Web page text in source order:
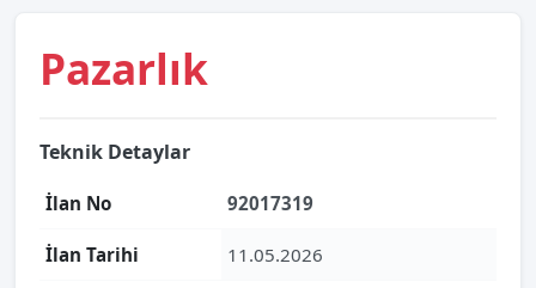
Pazarlık
Teknik Detaylar
İlan No 92017319
İlan Tarihi 11.05.2026